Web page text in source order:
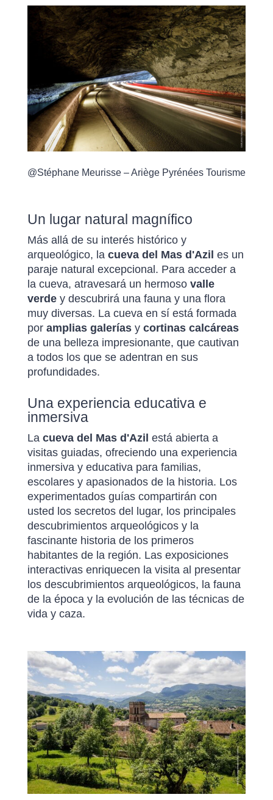
@Stéphane Meurisse – Ariège Pyrénées Tourisme
Un lugar natural magnífico
Más allá de su interés histórico y
arqueológico, la cueva del Mas d'Azil es un
paraje natural excepcional. Para acceder a
la cueva, atravesará un hermoso valle
verdey descubrirá una fauna y una flora
muy diversas. La cueva en sí está formada
por amplias galeríasy cortinas calcáreas
de una belleza impresionante, que cautivan
a todos los que se adentran en sus
profundidades.
Una experiencia educativa e
inmersiva
La cueva del Mas d'Azil está abierta a
visitas guiadas, ofreciendo una experiencia
inmersiva y educativa para familias,
escolares y apasionados de la historia. Los
experimentados guías compartirán con
usted los secretos del lugar, los principales
descubrimientos arqueológicos y la
fascinante historia de los primeros
habitantes de la región. Las exposiciones
interactivas enriquecen la visita al presentar
los descubrimientos arqueológicos, la fauna
de la época y la evolución de las técnicas de
vida y caza.